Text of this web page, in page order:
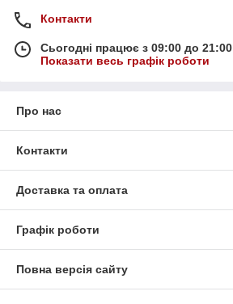
Контакти
Сьогодні працює з 09:00 до 21:00
Показати весь графік роботи
Про нас
Контакти
Доставка та оплата
Графік роботи
Повна версія сайту